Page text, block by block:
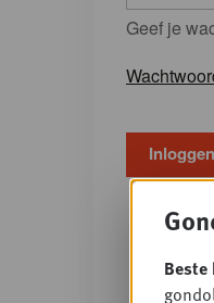
Geef je
Beste